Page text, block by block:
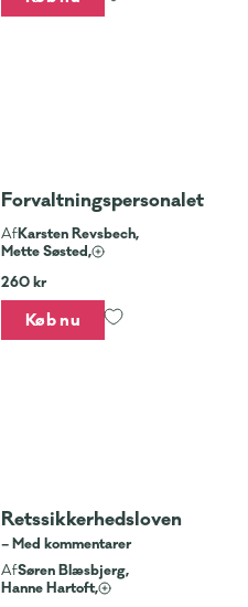
Forvaltningspersonalet
AfKarsten Revsbech,
Mette Søsted,
260 kr
Køb nu
Retssikkerhedsloven
– Med kommentarer
AfSøren Blæsbjerg,
Hanne Hartoft,